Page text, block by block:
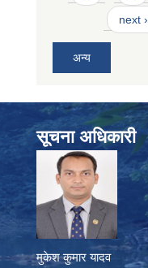
next ›
अन्य
सूचना अधिकारी
मुकेश कुमार यादव